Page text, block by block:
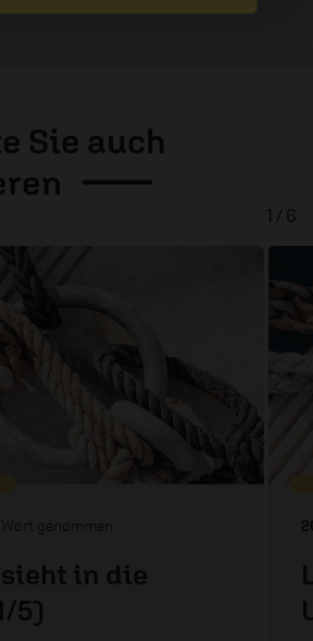
Sie auch
Wort genommen
in die
5)
1 / 6